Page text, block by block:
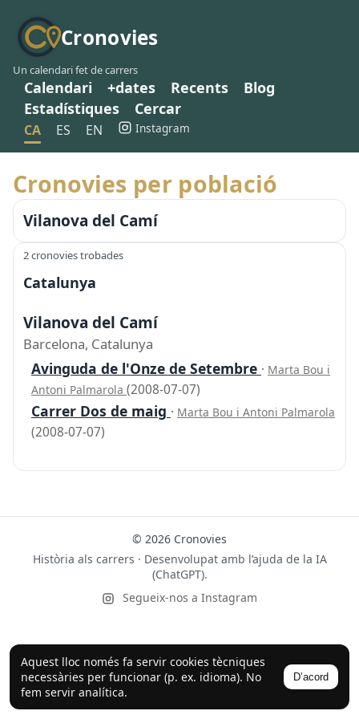
Cronovies
Un calendari fet de carrers
Calendari +dates Recents
Blog
Estadístiques
Cercar
CA ES EN Instagram
Aquest lloc només fa servir cookies tècniques
necessàries per funcionar (p. ex. idioma). No
fem servir analítica.
D’acord
Cronovies per població
Vilanova del Camí
2 cronovies trobades
Catalunya
Vilanova del Camí
Barcelona, Catalunya
Avinguda de l'Onze de Setembre · Marta Bou i
Antoni Palmarola (2008-07-07)
Carrer Dos de maig · Marta Bou i Antoni Palmarola
(2008-07-07)
© 2026 Cronovies
Història als carrers · Desenvolupat amb l’ajuda de la IA
(ChatGPT).
Segueix-nos a Instagram